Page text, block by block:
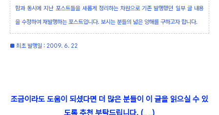
함과 동시에 지난 포스트들을 새롭게 정리하는 차원으로 기존 발행했던 일부 글 내용
을 수정하여 재발행하는 포스트입니다. 보시는 분들의 넓은 양해를 구하고자 합니다.
■ 최초 발행일 : 2009. 6. 22
조금이라도 도움이 되셨다면 더 많은 분들이 이 글을 읽으실 수 있
도록 추천 부탁드립니다. (_ _)